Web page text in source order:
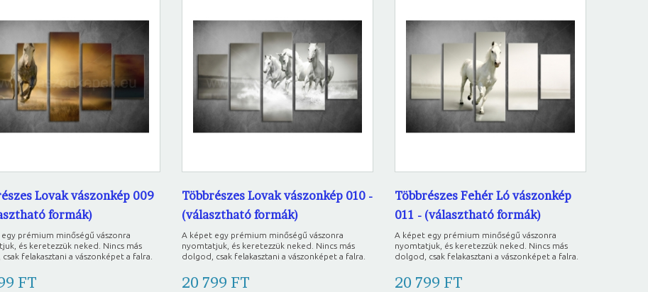
Lovak vászonkép 009
formák)
prémium minőségű vászonra
és keretezzük neked. Nincs más
felakasztani a vászonképet a falra.
FT
Többrészes Lovak vászonkép 010 -
(választható formák)
A képet egy prémium minőségű vászonra
nyomtatjuk, és keretezzük neked. Nincs más
dolgod, csak felakasztani a vászonképet a falra.
20 799 FT
Többrészes Fehér Ló vászonkép
011 - (választható formák)
A képet egy prémium minőségű vászonra
nyomtatjuk, és keretezzük neked. Nincs más
dolgod, csak felakasztani a vászonképet a falra.
20 799 FT